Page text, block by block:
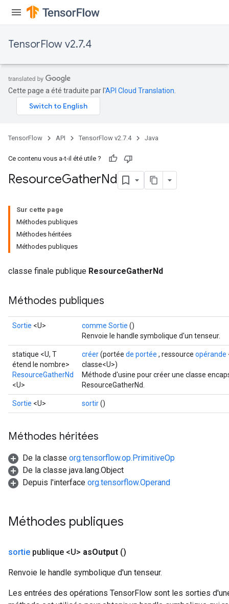
TensorFlow v2.7.4
Cette page a été traduite par l'API Cloud Translation
TensorFlow API TensorFlow v2.7.4 Java
Ce contenu vous a-t-il été utile ?
ResourceGatherNd
Sur cette page
Méthodes publiques
Méthodes héritées
Méthodes publiques
classe finale publique ResourceGatherNd
Méthodes publiques
Sortie <U> comme Sortie ()
Renvoie le handle symbolique d'un tenseur.
statique <U, T
étend le nombre>
ResourceGatherNd
<U>
créer(portée de portée , ressource opérande
classe<U>)
Méthode d'usine pour créer une classe
ResourceGatherNd.
Sortie <U> sortir()
Méthodes héritées
De la classe org.tensorflow.op.PrimitiveOp
De la classe java.lang.Object
Depuis l'interface org.tensorflow.Operand
Méthodes publiques
sortie publique <U> asOutput ()
Renvoie le handle symbolique d'un tenseur.
Les entrées des opérations TensorFlow sont les sorties